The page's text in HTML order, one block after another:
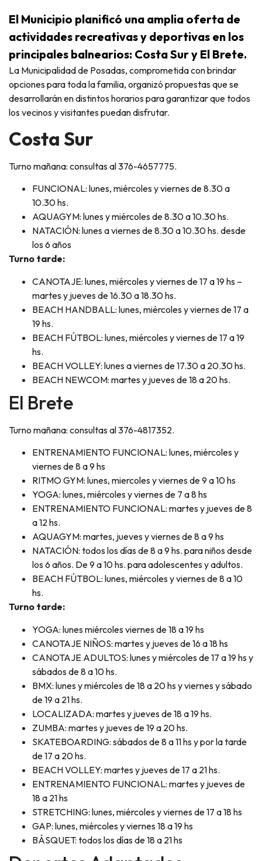
El Municipio planificó una amplia oferta de
actividades recreativas y deportivas en los
principales balnearios: Costa Sur y El Brete.
La Municipalidad de Posadas, comprometida con brindar
opciones para toda la familia, organizó propuestas que se
desarrollarán en distintos horarios para garantizar que todos
los vecinos y visitantes puedan disfrutar.
Costa Sur
Turno mañana: consultas al 376-4657775.
FUNCIONAL: lunes, miércoles y viernes de 8.30 a
10.30 hs.
AQUAGYM: lunes y miércoles de 8.30 a 10.30 hs.
NATACIÓN: lunes a viernes de 8.30 a 10.30 hs. desde
los 6 años
Turno tarde:
CANOTAJE: lunes, miércoles y viernes de 17 a 19 hs –
martes y jueves de 16.30 a 18.30 hs.
BEACH HANDBALL: lunes, miércoles y viernes de 17 a
19 hs.
BEACH FÚTBOL: lunes, miércoles y viernes de 17 a 19
hs.
BEACH VOLLEY: lunes a viernes de 17.30 a 20.30 hs.
BEACH NEWCOM: martes y jueves de 18 a 20 hs.
El Brete
Turno mañana: consultas al 376-4817352.
ENTRENAMIENTO FUNCIONAL: lunes, miércoles y
viernes de 8 a 9 hs
RITMO GYM: lunes, miercoles y viernes de 9 a 10 hs
YOGA: lunes, miércoles y viernes de 7 a 8 hs
ENTRENAMIENTO FUNCIONAL: martes y jueves de 8
a 12 hs.
AQUAGYM: martes, jueves y viernes de 8 a 9 hs
NATACIÓN: todos los días de 8 a 9 hs. para niños desde
los 6 años. De 9 a 10 hs. para adolescentes y adultos.
BEACH FÚTBOL: lunes, miércoles y viernes de 8 a 10
hs.
Turno tarde:
YOGA: lunes miércoles viernes de 18 a 19 hs
CANOTAJE NIÑOS: martes y jueves de 16 a 18 hs
CANOTAJE ADULTOS: lunes y miércoles de 17 a 19 hs y
sábados de 8 a 10 hs.
BMX: lunes y miércoles de 18 a 20 hs y viernes y sábado
de 19 a 21 hs.
LOCALIZADA: martes y jueves de 18 a 19 hs.
ZUMBA: martes y jueves de 19 a 20 hs.
SKATEBOARDING: sábados de 8 a 11 hs y por la tarde
de 17 a 20 hs.
BEACH VOLLEY: martes y jueves de 17 a 21 hs.
ENTRENAMIENTO FUNCIONAL: martes y jueves de
18 a 21 hs
STRETCHING: lunes, miércoles y viernes de 17 a 18 hs
GAP: lunes, miércoles y viernes 18 a 19 hs
BÁSQUET: todos los días de 18 a 21 hs